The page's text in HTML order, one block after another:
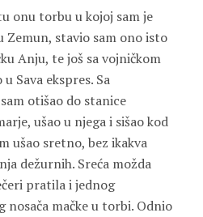
onu torbu u kojoj sam je
Zemun, stavio sam ono isto
Anju, te još sa vojničkom
Sava ekspres. Sa
otišao do stanice
ušao u njega i sišao kod
ušao sretno, bez ikakva
dežurnih. Sreća možda
pratila i jednog
mačke u torbi. Odnio